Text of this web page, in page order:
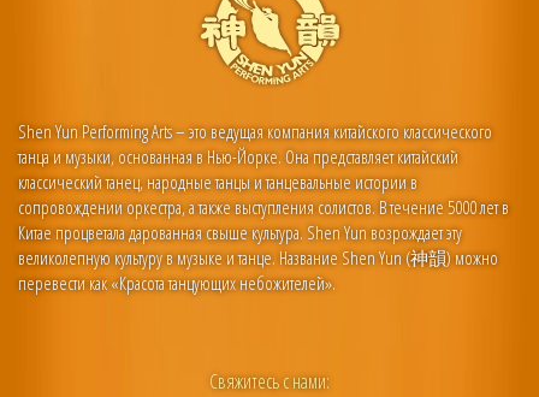
Shen Yun Performing Arts – это ведущая компания китайского классического
танца и музыки, основанная в Нью-Йорке. Она представляет китайский
классический танец, народные танцы и танцевальные истории в
сопровождении оркестра, а также выступления солистов. В течение 5000 лет в
Китае процветала дарованная свыше культура. Shen Yun возрождает эту
великолепную культуру в музыке и танце. Название Shen Yun (神韻) можно
перевести как «Красота танцующих небожителей».
Свяжитесь с нами: